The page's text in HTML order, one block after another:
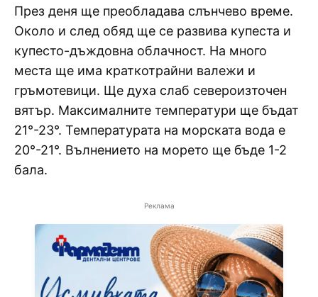
През деня ще преобладава слънчево време.
Около и след обяд ще се развива купеста и
купесто-дъждовна облачност. На много
места ще има краткотрайни валежи и
гръмотевици. Ще духа слаб североизточен
вятър. Максималните температури ще бъдат
21°-23°. Температурата на морската вода е
20°-21°. Вълнението на морето ще бъде 1-2
бала.
Реклама